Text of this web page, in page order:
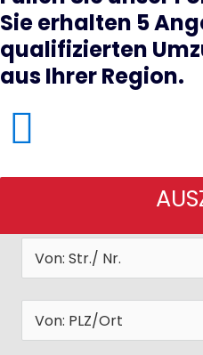
Sie erhalten 5
qualifizierten
aus Ihrer Region.